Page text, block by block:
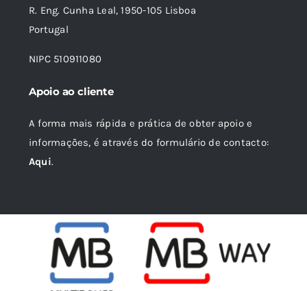
R. Eng. Cunha Leal, 1950-105 Lisboa
Portugal
NIPC 510911080
Apoio ao cliente
A forma mais rápida e prática de obter apoio e
informações, é através do formulário de contacto:
Aqui.